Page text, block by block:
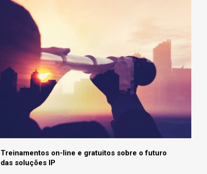
Treinamentos on-line e gratuitos sobre o futuro
das soluções IP